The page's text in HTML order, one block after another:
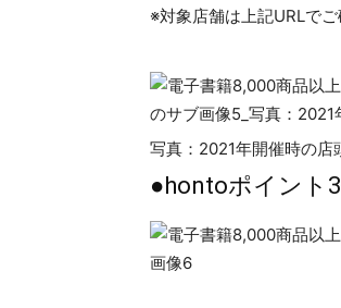
※対象店舗は上記URLでご
写真：2021年開催時の店
●hontoポイント